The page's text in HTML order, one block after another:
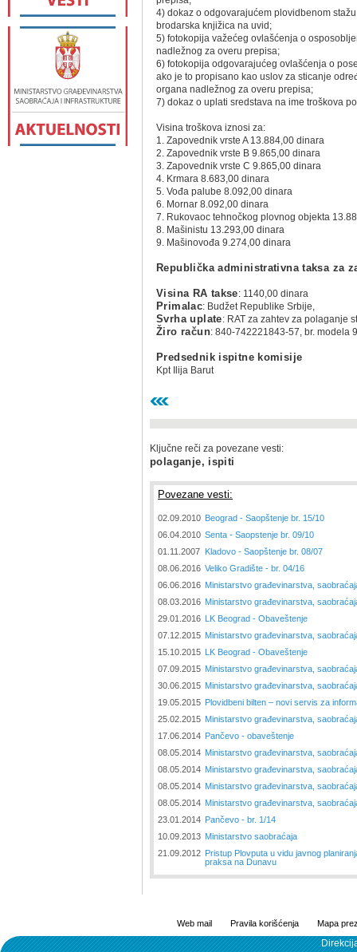
4) dokaz o odgovarajućem plovidbenom
brodarska knjižica na uvid;
5) fotokopija važećeg ovlašćenja o
nadležnog za overu prepisa;
6) fotokopija odgovarajućeg ovlašćenja o
ako je to propisano kao uslov za sticanje
organa nadležnog za overu prepisa;
7) dokaz o uplati sredstava na ime troškova
Visina troškova iznosi za:
1. Zapovednik vrste A 13.884,00 dinara
2. Zapovednik vrste B 9.865,00 dinara
3. Zapovednik vrste C 9.865,00 dinara
4. Krmara 8.683,00 dinara
5. Vođa palube 8.092,00 dinara
6. Mornar 8.092,00 dinara
7. Rukovaoc tehnočkog plovnog objekta
8. Mašinistu 13.293,00 dinara
9. Mašinovođa 9.274,00 dinara
Republička administrativna taksa za
Visina RA takse: 1140,00 dinara
Primalac: Budžet Republike Srbije,
Svrha uplate: RAT za zahtev za polaganje
Žiro račun: 840-742221843-57, br. modela
Predsednik ispitne komisije
Kpt Ilija Barut
Ključne reči za povezane vesti:
polaganje, ispiti
Povezane vesti:
02.09.2010 Beograd - Saopštenje br. 15/10
06.04.2010 Senta - Saopstenje br. 09/10
01.11.2007 Kladovo - Saopštenje br. 08/07
08.06.2016 Veliko Gradište - br. 04/16
06.06.2016 Ministarstvo građevinarstva,
08.03.2016 Ministarstvo građevinarstva,
29.01.2016 LK Beograd - Obaveštenje
07.12.2015 Ministarstvo građevinarstva,
15.10.2015 LK Beograd - Obaveštenje
07.09.2015 Ministarstvo građevinarstva,
30.06.2015 Ministarstvo građevinarstva,
19.05.2015 Plovidbeni bilten – novi servis za
25.02.2015 Ministarstvo građevinarstva,
17.06.2014 Pančevo - obaveštenje
08.05.2014 Ministarstvo građevinarstva,
08.05.2014 Ministarstvo građevinarstva,
08.05.2014 Ministarstvo građevinarstva,
08.05.2014 Ministarstvo građevinarstva,
23.01.2014 Pančevo - br. 1/14
10.09.2013 Ministarstvo saobraćaja
21.09.2012 Pristup Plovputa u vidu javnog
praksa na Dunavu
Web mail Pravila korišćenja Mapa